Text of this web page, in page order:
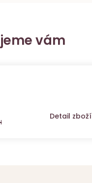
vám
Detail zboží